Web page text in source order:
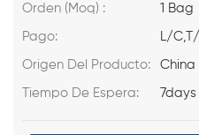
Orden (Moq) : 1 Bag
Pago: L/
Origen Del Producto: China
Tiempo De Espera: 7days